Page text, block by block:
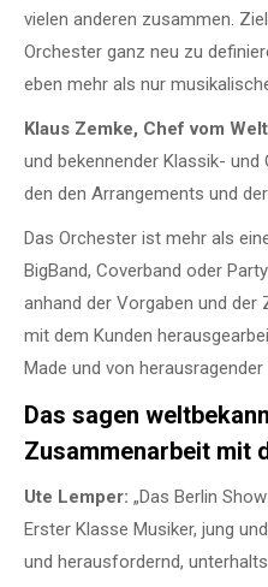
vielen anderen zusammen.
Orchester ganz neu zu
eben mehr als nur
Klaus Zemke, Chef vom
und bekennender Klassik-
den den Arrangements und
Das Orchester ist mehr als
BigBand, Coverband oder
anhand der Vorgaben und
mit dem Kunden
Made und von herausragender
Das sagen
Zusammenarbeit mit
Ute Lemper: „Das Berlin
Erster Klasse Musiker, jung
und herausfordernd,